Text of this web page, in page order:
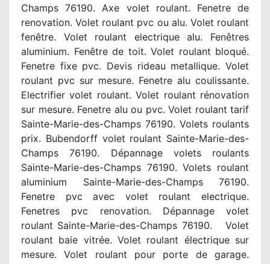
Champs 76190. Axe volet roulant. Fenetre de
renovation. Volet roulant pvc ou alu. Volet roulant
fenêtre. Volet roulant electrique alu. Fenêtres
aluminium. Fenêtre de toit. Volet roulant bloqué.
Fenetre fixe pvc. Devis rideau metallique. Volet
roulant pvc sur mesure. Fenetre alu coulissante.
Electrifier volet roulant. Volet roulant rénovation
sur mesure. Fenetre alu ou pvc. Volet roulant tarif
Sainte-Marie-des-Champs 76190. Volets roulants
prix. Bubendorff volet roulant Sainte-Marie-des-
Champs 76190. Dépannage volets roulants
Sainte-Marie-des-Champs 76190. Volets roulant
aluminium Sainte-Marie-des-Champs 76190.
Fenetre pvc avec volet roulant electrique.
Fenetres pvc renovation. Dépannage volet
roulant Sainte-Marie-des-Champs 76190. Volet
roulant baie vitrée. Volet roulant électrique sur
mesure. Volet roulant pour porte de garage.